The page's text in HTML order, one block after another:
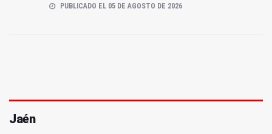
PUBLICADO EL 05 DE AGOSTO DE 2026
Jaén